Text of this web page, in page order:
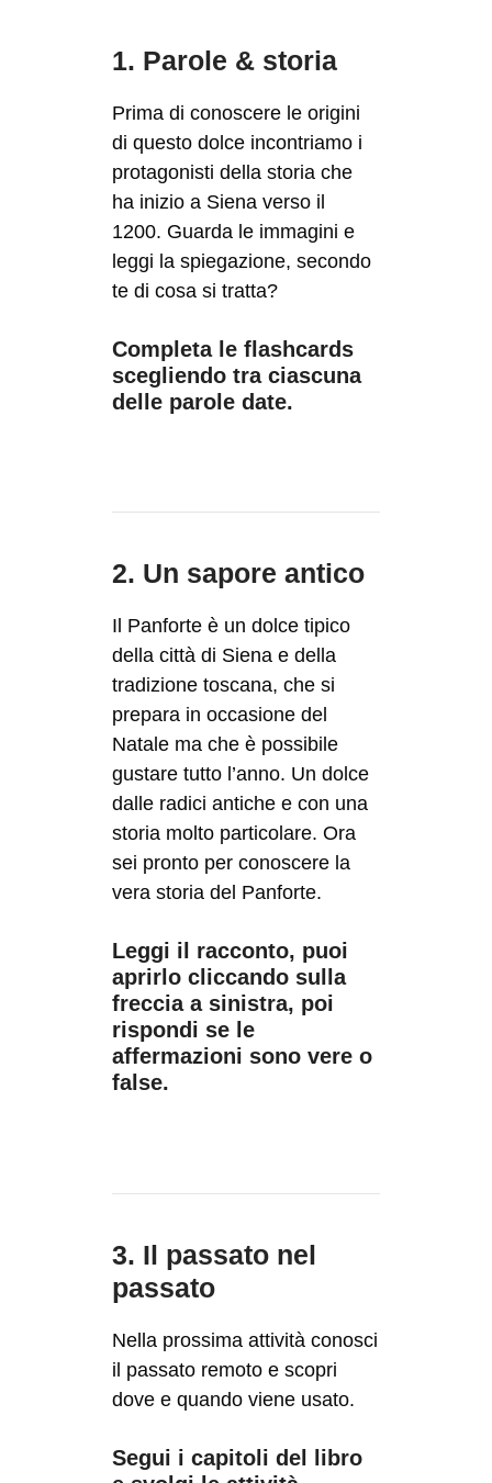
1. Parole & storia
Prima di conoscere le origini
di questo dolce incontriamo i
protagonisti della storia che
ha inizio a Siena verso il
1200. Guarda le immagini e
leggi la spiegazione, secondo
te di cosa si tratta?
Completa le flashcards
scegliendo tra ciascuna
delle parole date.
2. Un sapore antico
Il Panforte è un dolce tipico
della città di Siena e della
tradizione toscana, che si
prepara in occasione del
Natale ma che è possibile
gustare tutto l’anno. Un dolce
dalle radici antiche e con una
storia molto particolare. Ora
sei pronto per conoscere la
vera storia del Panforte.
Leggi il racconto, puoi
aprirlo cliccando sulla
freccia a sinistra, poi
rispondi se le
affermazioni sono vere o
false.
3. Il passato nel
passato
Nella prossima attività conosci
il passato remoto e scopri
dove e quando viene usato.
Segui i capitoli del libro